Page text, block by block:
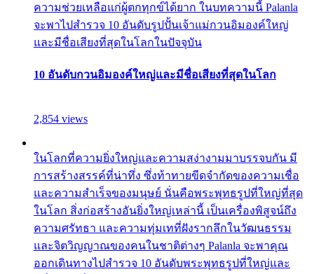
ความช่วยเหลือแก่ผู้ตกทุกข์ได้ยาก ในบทความนี้ Palanla
จะพาไปสำรวจ 10 อันดับรูปปั้นเจ้าแม่กวนอิมองค์ใหญ่
และมีชื่อเสียงที่สุดในโลกในปัจจุบัน
10 อันดับกวนอิมองค์ใหญ่และมีชื่อเสียงที่สุดในโลก
2,854 views
ในโลกที่ความยิ่งใหญ่และความสง่างามมาบรรจบกัน มี
การสร้างสรรค์ที่น่าทึ่ง ซึ่งท้าทายขีดจำกัดของความเชื่อ
และความสำเร็จของมนุษย์ นั่นคือพระพุทธรูปที่ใหญ่ที่สุด
ในโลก สิ่งก่อสร้างอันยิ่งใหญ่เหล่านี้ เป็นเครื่องพิสูจน์ถึง
ความศรัทธา และความทุ่มเทที่ฝังรากลึกในวัฒนธรรม
และจิตวิญญาณของคนในชาติต่างๆ Palanla จะพาคุณ
ออกเดินทางไปสำรวจ 10 อันดับพระพุทธรูปที่ใหญ่และ